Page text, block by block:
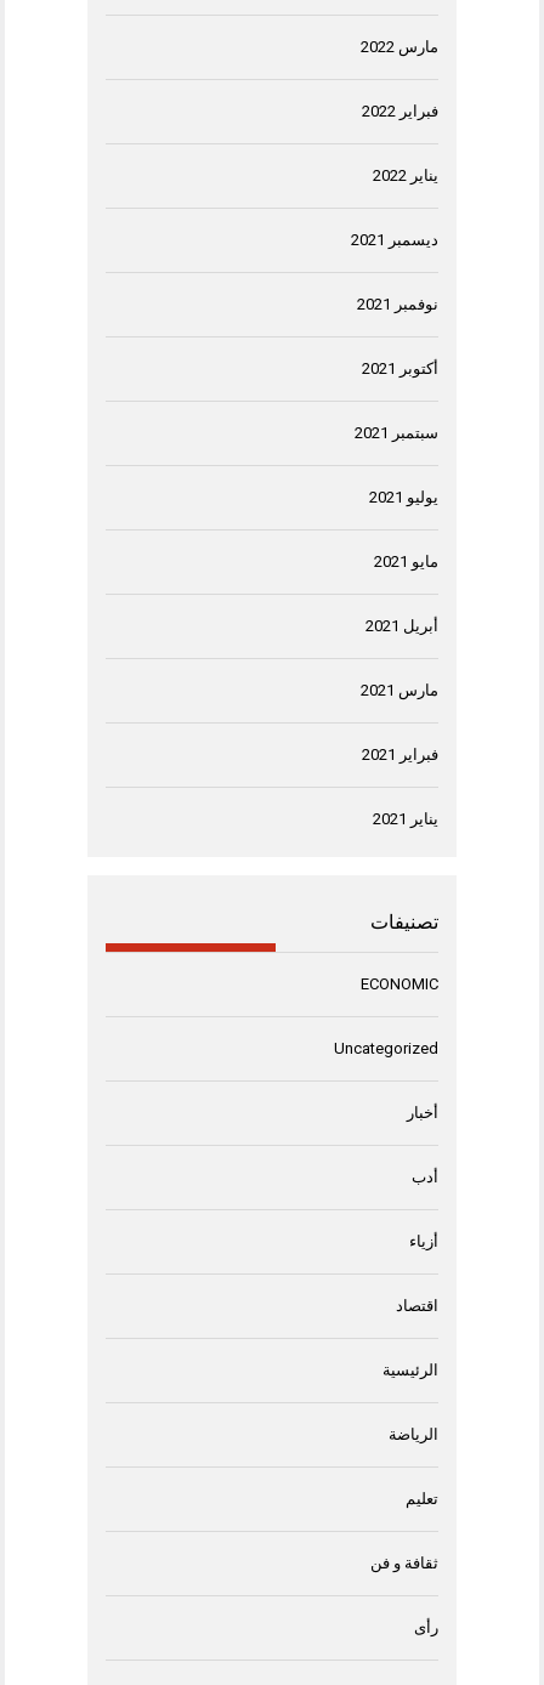
مارس 2022
فبراير 2022
يناير 2022
ديسمبر 2021
نوفمبر 2021
أكتوبر 2021
سبتمبر 2021
يوليو 2021
مايو 2021
أبريل 2021
مارس 2021
فبراير 2021
يناير 2021
تصنيفات
ECONOMIC
Uncategorized
أخبار
أدب
أزياء
اقتصاد
الرئيسية
الرياضة
تعليم
ثقافة و فن
رأى